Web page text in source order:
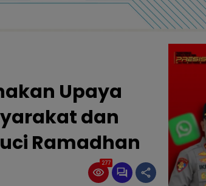
Upaya
dan
Ramadhan
277